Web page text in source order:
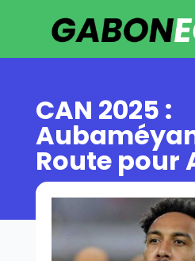
CAN 2025 :
Route pour